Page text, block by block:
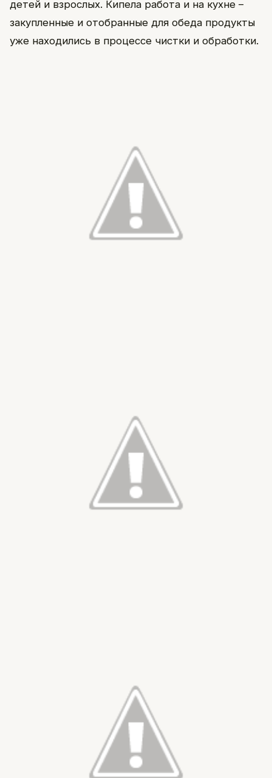
детей и взрослых. Кипела работа и на кухне –
закупленные и отобранные для обеда продукты
уже находились в процессе чистки и обработки.